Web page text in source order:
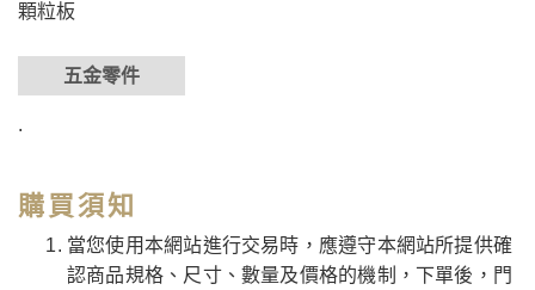
顆粒板
五金零件
.
購買須知
當您使用本網站進行交易時，應遵守本網站所提供確
認商品規格、尺寸、數量及價格的機制，下單後，門